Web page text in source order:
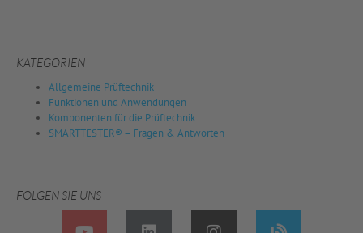
KATEGORIEN
Allgemeine Prüftechnik
Funktionen und Anwendungen
Komponenten für die Prüftechnik
SMARTTESTER® – Fragen & Antworten
FOLGEN SIE UNS